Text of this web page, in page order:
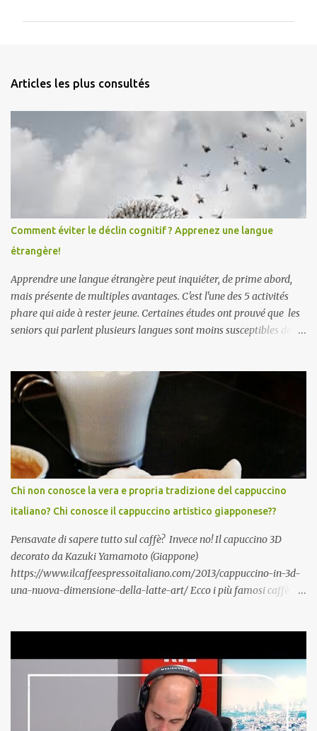
n
Articles les plus consultés
Comment éviter le déclin cognitif ? Apprenez une langue
étrangère!
Apprendre une langue étrangère peut inquiéter, de prime abord,
mais présente de multiples avantages. C'est l'une des 5 activités
phare qui aide à rester jeune. Certaines études ont prouvé que les
seniors qui parlent plusieurs langues sont moins susceptibles de
également la créativité . Par ailleurs, une étude Ifop/Babbel prouve
que l’âge n’est pas une barrière pour apprendre une langue
étrangère /.../ 85 % des seniors se disent encore capables
d’apprendre une langue étrangère, 91 % d’entre eux estiment
même que c’est l’une des meilleures façons de rester alerte
mentalement./...De plus i ls disposent de certains atouts que l’on
acquiert avec les années. A lors, qu'attendez-vous pour vous y
mettre vous aussi?! Italiano, English?
https://www.silvereco.fr/lage-loin-detre-une-barriere-pour-
apprendre-une-langue-etrangere/3173411...
Chi non conosce la vera e propria tradizione del cappuccino
italiano? Chi conosce il cappuccino artistico giapponese??
Pensavate di sapere tutto sul caffè? Invece no! Il capuccino 3D
decorato da Kazuki Yamamoto (Giappone)
https://www.ilcaffeespressoitaliano.com/2013/cappuccino-in-3d-
una-nuova-dimensione-della-latte-art/ Ecco i più famosi caffè
espresso molto ridotto, talvolta fino a poche gocce soltanto. È una
bevanda tipica dell' Italia Caffè lungo è ottenuto con le macchine
espresso facendo defluire più acqua del solito Caffè macchiato si
ottiene aggiungendo al caffè una «macchia» (ovvero una piccola
quantità) di latte Caffè schiumato è un tipo di caffè macchiato in